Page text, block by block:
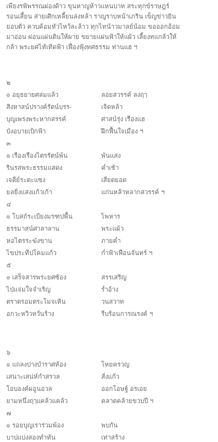
เพียงรพิพรรณผ่องด้าว ขุนหาญห้าวแหนบาท สระทุกข์ราษฎร์
รอนเสี้ยน ส่ายเศิกเหลี้ยนล่งหล้า ราญราบหน้าเภริน เข็ญข่าวยิน
ยอบตัว ควบค้อมหัวไหว้ละล้าว ทุกไทน้าวมาลย์น้อม ขอออกอ้อม
มาอ่อน ผ่อนแผ่นดินให้ผาย ขยายแผ่นฟ้าให้แผ้ว เลี้ยงทแกล้วให้
กล้า พระยศไท้เทิดฟ้า เฟื่องฟุ้งทศธรรม ท่านแฮ ฯ
๒
๏ อยุธยายศล่มแล้ว
ลอยสวรรค์ ลงฤๅ
สิงหาสน์ปรางค์รัตน์บรร-
เจิดหล้า
บุญเพรงพระหากสรรค์
ศาสน์รุ่ง เรืองแฮ
บังอบายเบิกฟ้า
ฝึกฟื้นใจเมือง ฯ
๓
๏ เรืองเรืองไตรรัตน์พ้น
พันแสง
รินรสพระธรรมแสดง
ค่ำเช้า
เจดีย์ระดะแซง
เสียดยอด
ยลยิ่งแสงแก้วเก้า
แก่นหล้าหลากสวรรค์ ฯ
๔
๏ โบสถ์ระเบียงมรฑปพื้น
ไพหาร
ธรรมาสน์ศาลาลาน
พระแผ้ว
หอไตรระฆังขาน
ภายค่ำ
ไขประทีปโคมแก้ว
ก่ำฟ้าเฟือนจันทร์ ฯ
๕
๏ เสร็จสารพระยศซ้อง
สรรเสริญ
ไป่แจ่มใจจำเริญ
ร่ำอ้าง
ตราตรอมตระโมจเหิน
วนสวาท
อกวะหวิวหวั่นร้าง
รีบร้อนการณรงค์ ฯ
๖
๏ แถลงปางบำราศห้อง
โหยครวญ
เสนาะเสน่ห์กำสรวล
สั่งแก้ว
โอบองค์ผอูนอวล
ออกโอษฐ์ อรเอย
ยามหนึ่งฤๅแคล้วแคล้ว
คลาดคล้ายขวบปี ฯ
๗
๏ รอยบุญเราร่วมพ้อง
พบกัน
บาปแบ่งสองทำทัน
เท่าสร้าง